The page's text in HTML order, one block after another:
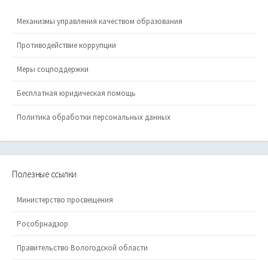
Механизмы управления качеством образования
Противодействие коррупции
Меры соцподдержки
Бесплатная юридическая помощь
Политика обработки персональных данных
Полезные ссылки
Министерство просвещения
Рособрнадзор
Правительство Вологодской области